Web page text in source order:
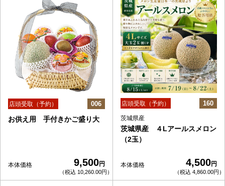
店頭受取（予約） 006
お供え用 手付きかご盛り大
本体価格 9,500円
（税込 10,260.00円）
店頭受取（予約） 160
茨城県産
茨城県産 ４Lアールスメロン
（2玉）
本体価格 4,500円
（税込 4,860.00円）